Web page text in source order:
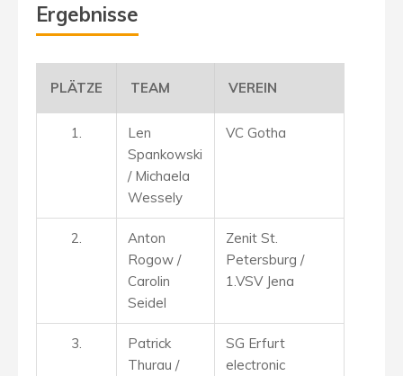
Ergebnisse
PLÄTZE TEAM VEREIN
1.
Len
Spankowski
/ Michaela
Wessely
VC Gotha
2.
Anton
Rogow /
Carolin
Seidel
Zenit St.
Petersburg /
1.VSV Jena
3.
Patrick
Thurau /
SG Erfurt
electronic